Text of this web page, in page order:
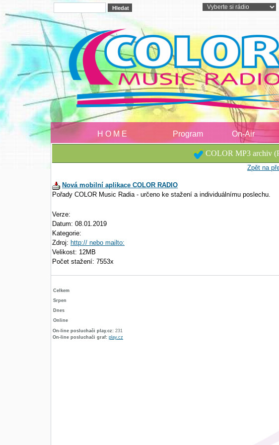
H O M E Program On-Air
COLOR MP3 archiv
Zpět na
Nová mobilní aplikace COLOR RADIO
Pořady COLOR Music Radia - určeno ke stažení a individuálnímu poslechu.
Verze:
Datum: 08.01.2019
Kategorie:
Zdroj: http:// nebo mailto:
Velikost: 12MB
Počet stažení: 7553x
Celkem
Srpen
Dnes
Online
On-line posluchači play.cz: 231
On-line posluchači graf: play.cz